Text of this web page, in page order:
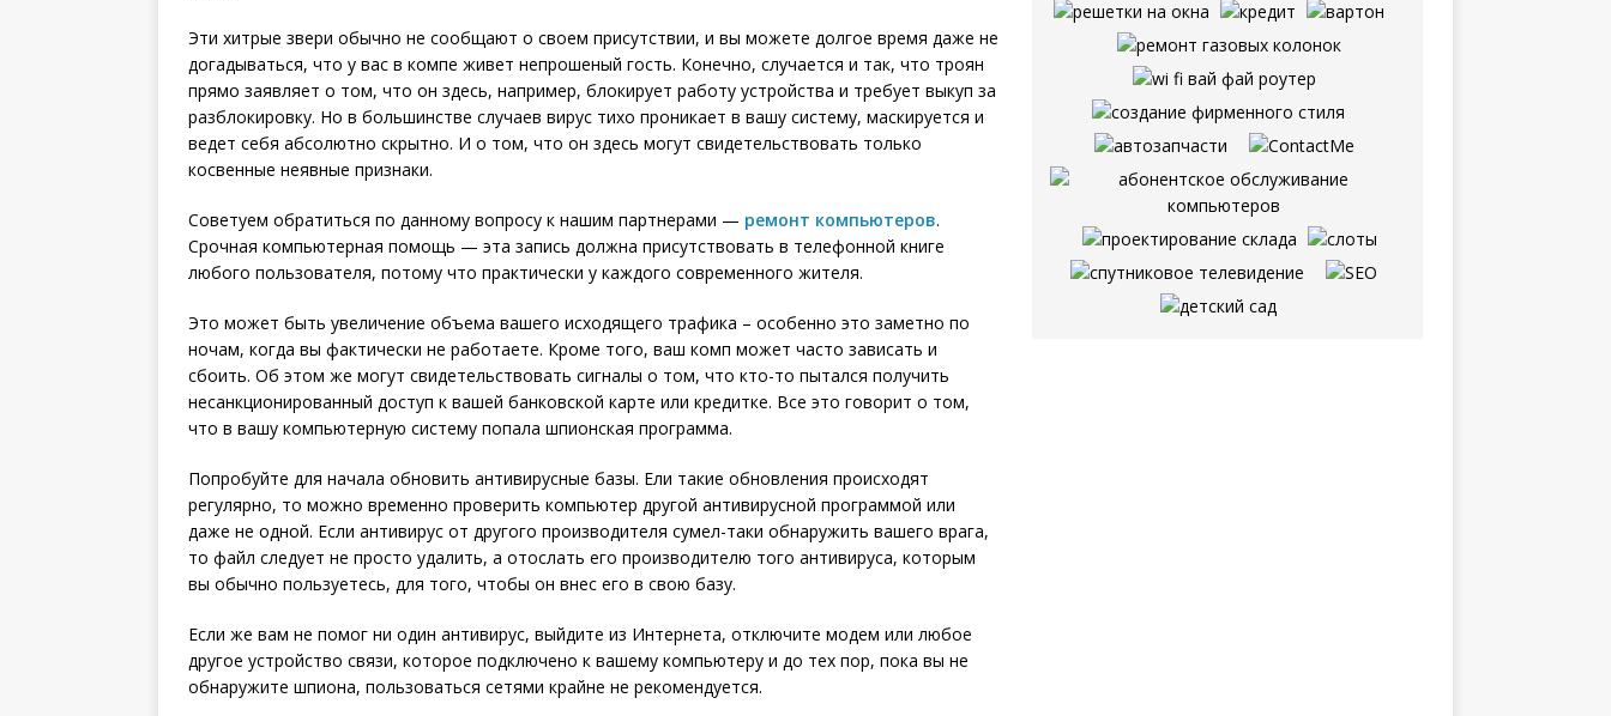
Эти хитрые звери обычно не сообщают о своем присутствии, и вы можете долгое время даже не
догадываться, что у вас в компе живет непрошеный гость. Конечно, случается и так, что троян
прямо заявляет о том, что он здесь, например, блокирует работу устройства и требует выкуп за
разблокировку. Но в большинстве случаев вирус тихо проникает в вашу систему, маскируется и
ведет себя абсолютно скрытно. И о том, что он здесь могут свидетельствовать только
косвенные неявные признаки.
Советуем обратиться по данному вопросу к нашим партнерами — ремонт компьютеров.
Срочная компьютерная помощь — эта запись должна присутствовать в телефонной книге
любого пользователя, потому что практически у каждого современного жителя.
Это может быть увеличение объема вашего исходящего трафика – особенно это заметно по
ночам, когда вы фактически не работаете. Кроме того, ваш комп может часто зависать и
сбоить. Об этом же могут свидетельствовать сигналы о том, что кто-то пытался получить
несанкционированный доступ к вашей банковской карте или кредитке. Все это говорит о том,
что в вашу компьютерную систему попала шпионская программа.
Попробуйте для начала обновить антивирусные базы. Ели такие обновления происходят
регулярно, то можно временно проверить компьютер другой антивирусной программой или
даже не одной. Если антивирус от другого производителя сумел-таки обнаружить вашего врага,
то файл следует не просто удалить, а отослать его производителю того антивируса, которым
вы обычно пользуетесь, для того, чтобы он внес его в свою базу.
Если же вам не помог ни один антивирус, выйдите из Интернета, отключите модем или любое
другое устройство связи, которое подключено к вашему компьютеру и до тех пор, пока вы не
обнаружите шпиона, пользоваться сетями крайне не рекомендуется.